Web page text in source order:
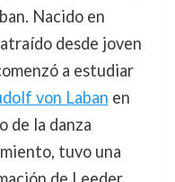
Nacido en
desde joven
a estudiar
von Laban en
de la danza
tuvo una